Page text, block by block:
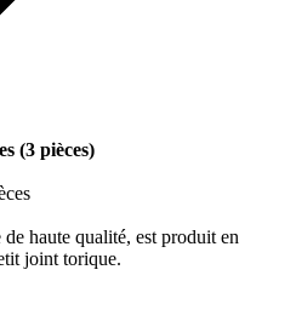
(3 pièces)
haute qualité, est produit en
joint torique.